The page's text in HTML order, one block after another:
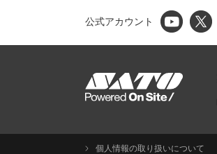
公式アカウント
個人情報の取り扱いについて